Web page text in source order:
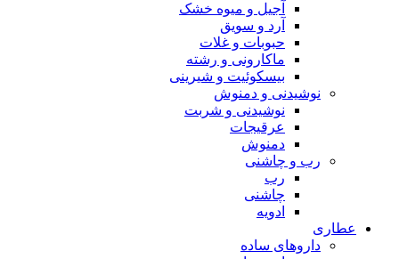
آجیل و میوه خشک
آرد و سویق
حبوبات و غلات
ماکارونی و رشته
بیسکوئیت و شیرینی
نوشیدنی و دمنوش
نوشیدنی و شربت
عرقیجات
دمنوش
رب و چاشنی
رب
چاشنی
ادویه
عطاری
داروهای ساده